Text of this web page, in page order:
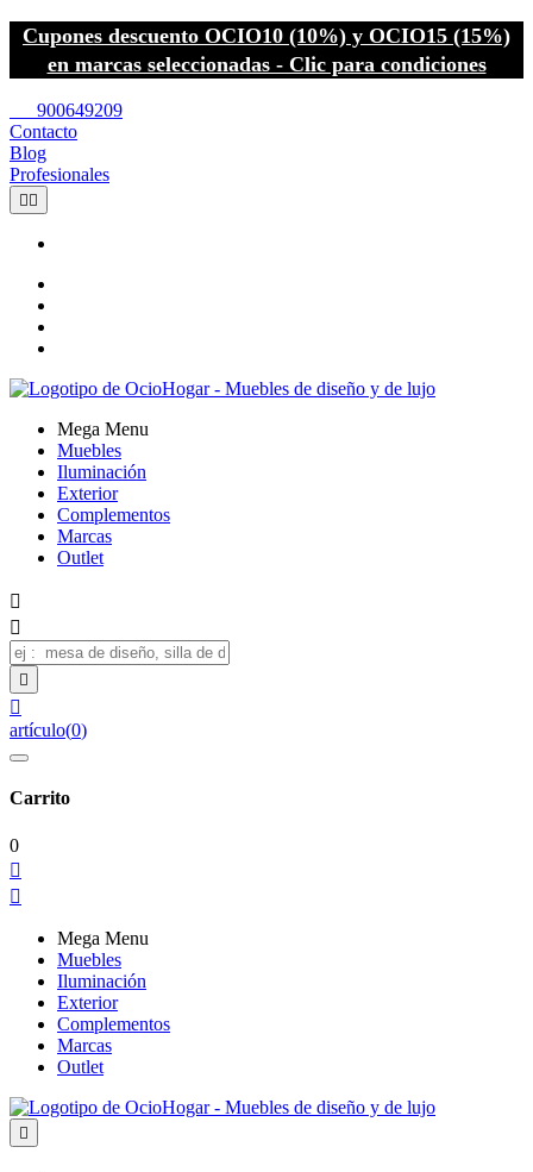
Cupones descuento OCIO10 (10%) y OCIO15 (15%)
en marcas seleccionadas - Clic para condiciones
900649209
Contacto
Blog
Profesionales
 
Mega Menu
Muebles
Iluminación
Exterior
Complementos
Marcas
Outlet




artículo(0)
Carrito
0


Mega Menu
Muebles
Iluminación
Exterior
Complementos
Marcas
Outlet
